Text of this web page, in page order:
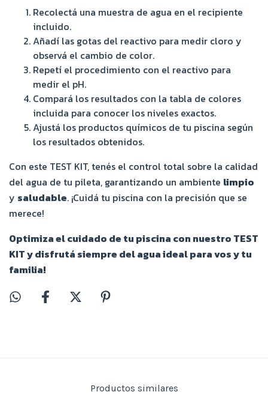
Recolectá una muestra de agua en el recipiente
incluido.
Añadí las gotas del reactivo para medir cloro y
observá el cambio de color.
Repetí el procedimiento con el reactivo para
medir el pH.
Compará los resultados con la tabla de colores
incluida para conocer los niveles exactos.
Ajustá los productos químicos de tu piscina según
los resultados obtenidos.
Con este TEST KIT, tenés el control total sobre la calidad
del agua de tu pileta, garantizando un ambiente limpio
y saludable. ¡Cuidá tu piscina con la precisión que se
merece!
Optimiza el cuidado de tu piscina con nuestro TEST
KIT y disfrutá siempre del agua ideal para vos y tu
familia!
Productos similares